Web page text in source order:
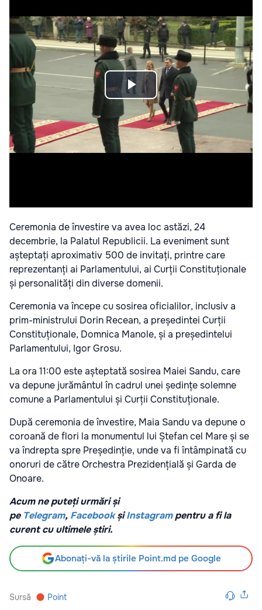
Ceremonia de învestire va avea loc astăzi, 24
decembrie, la Palatul Republicii. La eveniment sunt
așteptați aproximativ 500 de invitați, printre care
reprezentanți ai Parlamentului, ai Curții Constituționale
și personalități din diverse domenii.
Ceremonia va începe cu sosirea oficialilor, inclusiv a
prim-ministrului Dorin Recean, a președintei Curții
Constituționale, Domnica Manole, și a președintelui
Parlamentului, Igor Grosu.
La ora 11:00 este așteptată sosirea Maiei Sandu, care
va depune jurământul în cadrul unei ședințe solemne
comune a Parlamentului și Curții Constituționale.
După ceremonia de învestire, Maia Sandu va depune o
coroană de flori la monumentul lui Ștefan cel Mare și se
va îndrepta spre Președinție, unde va fi întâmpinată cu
onoruri de către Orchestra Prezidențială și Garda de
Onoare.
Acum ne puteți urmări și
pe Telegram, Facebook șiInstagrampentru a fi la
curent cu ultimele știri.
Abonați-vă la știrile Point.md pe Google
Sursă Point